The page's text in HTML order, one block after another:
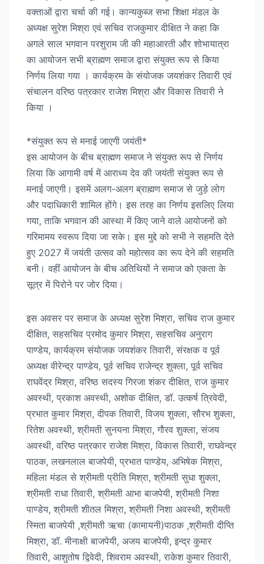
वक्ताओं द्वारा चर्चा की गई। कान्यकुब्ज सभा शिक्षा मंडल के
अध्यक्ष सुरेश मिश्रा एवं सचिव राजकुमार दीक्षित ने कहा कि
अगले साल भगवान परशुराम जी की महाआरती और शोभायात्रा
का आयोजन सभी ब्राह्मण समाज द्वारा संयुक्त रूप से किया
निर्णय लिया गया । कार्यक्रम के संयोजक जयशंकर तिवारी एवं
संचालन वरिष्ठ पत्रकार राजेश मिश्रा और विकास तिवारी ने
किया ।
*संयुक्त रूप से मनाई जाएगी जयंती*
इस आयोजन के बीच ब्राह्मण समाज ने संयुक्त रूप से निर्णय
लिया कि आगामी वर्ष में आराध्य देव की जयंती संयुक्त रूप से
मनाई जाएगी। इसमें अलग-अलग ब्राह्मण समाज से जुड़े लोग
और पदाधिकारी शामिल होंगे। इस तरह का निर्णय इसलिए लिया
गया, ताकि भगवान की आस्था में किए जाने वाले आयोजनों को
गरिमामय स्वरूप दिया जा सके। इस मुद्दे को सभी ने सहमति देते
हुए 2027 में जयंती उत्सव को महोत्सव का रूप देने की सहमति
बनी। वहीं आयोजन के बीच अतिथियों ने समाज को एकता के
सूत्र में पिरोने पर जोर दिया।
इस अवसर पर समाज के अध्यक्ष सुरेश मिश्रा, सचिव राज कुमार
दीक्षित, सहसचिव प्रमोद कुमार मिश्रा, सहसचिव अनुराग
पाण्डेय, कार्यक्रम संयोजक जयशंकर तिवारी, संरक्षक व पूर्व
अध्यक्ष वीरेन्द्र पाण्डेय, पूर्व सचिव राजेन्द्र शुक्ला, पूर्व सचिव
राघवेंद्र मिश्रा, वरिष्ठ सदस्य गिरजा शंकर दीक्षित, राज कुमार
अवस्थी, प्रकाश अवस्थी, अशोक दीक्षित, डॉ. उत्कर्ष त्रिवेदी,
प्रभात कुमार मिश्रा, दीपक तिवारी, विजय शुक्ला, सौरभ शुक्ला,
रितेश अवस्थी, श्रीमती सुनयना मिश्रा, गौरव शुक्ला, संजय
अवस्थी, वरिष्ठ पत्रकार राजेश मिश्रा, विकास तिवारी, राघवेन्द्र
पाठक, लखनलाल बाजपेयी, प्रभात पाण्डेय, अभिषेक मिश्रा,
महिला मंडल से श्रीमती प्रीति मिश्रा, श्रीमती सुधा शुक्ला,
श्रीमती राधा तिवारी, श्रीमती आभा बाजपेयी, श्रीमती निशा
पाण्डेय, श्रीमती शीतल मिश्रा, श्रीमती निशा अवस्थी, श्रीमती
स्मिता बाजपेयी ,श्रीमती ऋचा (कामायनी)पाठक ,श्रीमती दीप्ति
मिश्रा, डॉ. मीनाक्षी बाजपेयी, अजय बाजपेयी, इन्द्र कुमार
तिवारी, आशुतोष द्विवेदी, शिवराम अवस्थी, राकेश कुमार तिवारी,